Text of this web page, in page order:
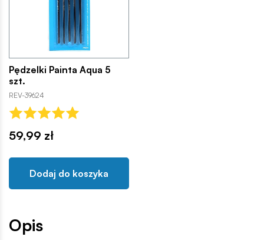
Pędzelki Painta Aqua 5
szt.
REV-39624
59,99 zł
Dodaj do koszyka
Opis